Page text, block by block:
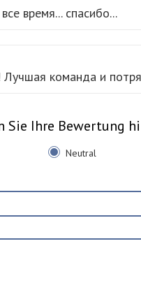
время... спасибо...
команда и
Sie Ihre Bewertung
Neutral